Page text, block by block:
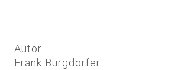
Autor
Frank Burgdörfer